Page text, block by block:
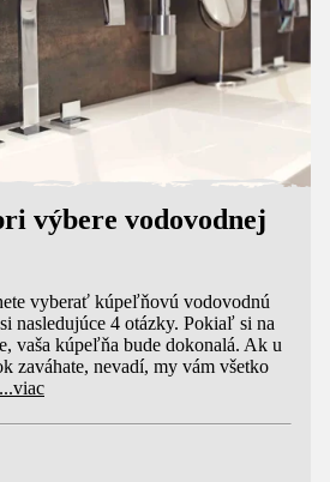
výbere vodovodnej
vyberať kúpeľňovú vodovodnú
nasledujúce 4 otázky. Pokiaľ si na
vaša kúpeľňa bude dokonalá. Ak u
zaváhate, nevadí, my vám všetko
...viac